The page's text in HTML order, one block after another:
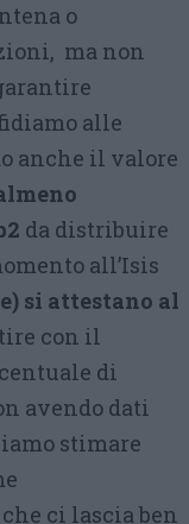
o
ma non
alle
anche il valore
da distribuire
all’Isis
si attestano al
con il
di
avendo dati
stimare
ci lascia ben